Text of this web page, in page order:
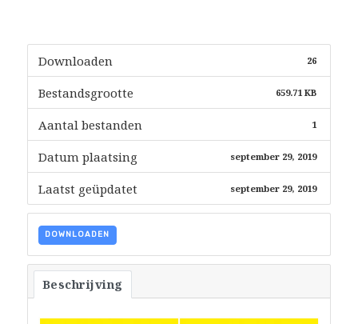
Downloaden 26
Bestandsgrootte 659.71 KB
Aantal bestanden 1
Datum plaatsing september 29, 2019
Laatst geüpdatet september 29, 2019
DOWNLOADEN
Beschrijving